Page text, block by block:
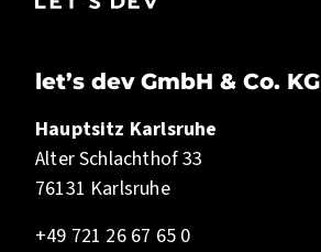
let’s dev GmbH & Co. KG
Hauptsitz Karlsruhe
Alter Schlachthof 33
76131 Karlsruhe
+49 721 26 67 65 0